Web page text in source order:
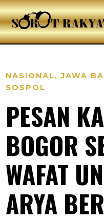
NASIONAL,JAWA
SOSPOL
PESAN
BOGOR
WAFAT
ARYA